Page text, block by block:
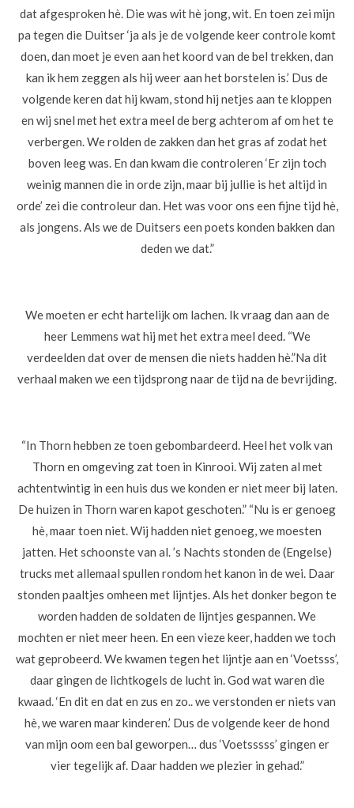
dat afgesproken hè. Die was wit hè jong, wit. En toen zei mijn
pa tegen die Duitser ‘ja als je de volgende keer controle komt
doen, dan moet je even aan het koord van de bel trekken, dan
kan ik hem zeggen als hij weer aan het borstelen is.’ Dus de
volgende keren dat hij kwam, stond hij netjes aan te kloppen
en wij snel met het extra meel de berg achterom af om het te
verbergen. We rolden de zakken dan het gras af zodat het
boven leeg was. En dan kwam die controleren ‘Er zijn toch
weinig mannen die in orde zijn, maar bij jullie is het altijd in
orde’ zei die controleur dan. Het was voor ons een fijne tijd hè,
als jongens. Als we de Duitsers een poets konden bakken dan
deden we dat.”
We moeten er echt hartelijk om lachen. Ik vraag dan aan de
heer Lemmens wat hij met het extra meel deed. “We
verdeelden dat over de mensen die niets hadden hè.”Na dit
verhaal maken we een tijdsprong naar de tijd na de bevrijding.
“In Thorn hebben ze toen gebombardeerd. Heel het volk van
Thorn en omgeving zat toen in Kinrooi. Wij zaten al met
achtentwintig in een huis dus we konden er niet meer bij laten.
De huizen in Thorn waren kapot geschoten.” “Nu is er genoeg
hè, maar toen niet. Wij hadden niet genoeg, we moesten
jatten. Het schoonste van al. ’s Nachts stonden de (Engelse)
trucks met allemaal spullen rondom het kanon in de wei. Daar
stonden paaltjes omheen met lijntjes. Als het donker begon te
worden hadden de soldaten de lijntjes gespannen. We
mochten er niet meer heen. En een vieze keer, hadden we toch
wat geprobeerd. We kwamen tegen het lijntje aan en ‘Voetsss’,
daar gingen de lichtkogels de lucht in. God wat waren die
kwaad. ‘En dit en dat en zus en zo.. we verstonden er niets van
hè, we waren maar kinderen.’ Dus de volgende keer de hond
van mijn oom een bal geworpen… dus ‘Voetsssss’ gingen er
vier tegelijk af. Daar hadden we plezier in gehad.”